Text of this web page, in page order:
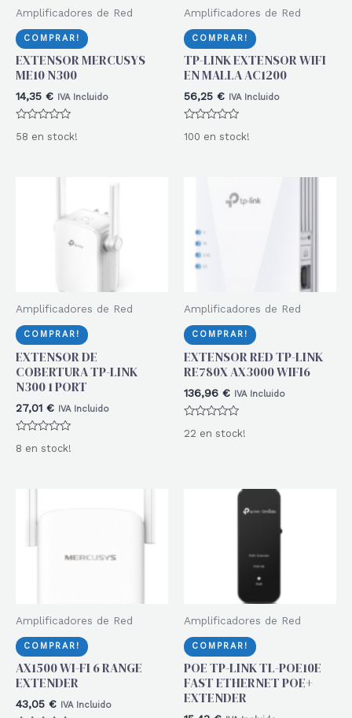
Amplificadores de Red
COMPRAR!
EXTENSOR MERCUSYS
ME10 N300
14,35 € IVA Incluido
con
58 en stock!
Amplificadores de Red
COMPRAR!
TP-LINK EXTENSOR WIFI
EN MALLA AC1200
56,25 € IVA Incluido
con
100 en stock!
Amplificadores de Red
COMPRAR!
EXTENSOR DE
COBERTURA TP-LINK
N300 1 PORT
27,01 € IVA Incluido
con
8 en stock!
Amplificadores de Red
COMPRAR!
EXTENSOR RED TP-LINK
RE780X AX3000 WIFI6
136,96 € IVA Incluido
con
22 en stock!
Amplificadores de Red
COMPRAR!
AX1500 WI-FI 6 RANGE
EXTENDER
43,05 € IVA Incluido
Amplificadores de Red
COMPRAR!
POE TP-LINK TL-POE10E
FAST ETHERNET POE+
EXTENDER